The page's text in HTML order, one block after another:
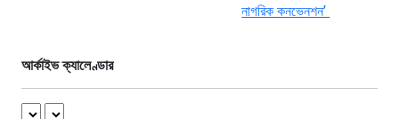
আর্কাইভ ক্যালেণ্ডার